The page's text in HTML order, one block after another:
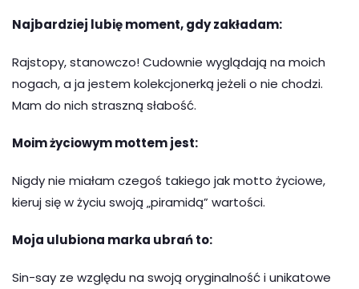
Najbardziej lubię moment, gdy zakładam:
Rajstopy, stanowczo! Cudownie wyglądają na moich
nogach, a ja jestem kolekcjonerką jeżeli o nie chodzi.
Mam do nich straszną słabość.
Moim życiowym mottem jest:
Nigdy nie miałam czegoś takiego jak motto życiowe,
kieruj się w życiu swoją „piramidą” wartości.
Moja ulubiona marka ubrań to:
Sin-say ze względu na swoją oryginalność i unikatowe